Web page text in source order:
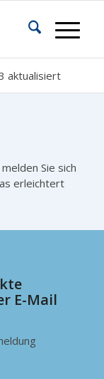
aktualisiert
melden Sie sich
erleichtert
E-Mail